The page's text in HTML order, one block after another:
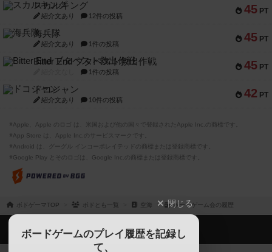
45 PT
スカルキング
紹介文あり 12件の投稿
45 PT
海兵隊
紹介文あり 1件の投稿
45 PT
Bitter End ブタペスト救出作戦
1件の投稿
42 PT
ドコジャン
紹介文あり 10件の投稿
※Apple、Apple のロゴ は、米国および他の国々で登録されたApple Inc.の商標です。
※App Store は、Apple Inc.のサービスマークです。
※Android は、グーグル インコーポレイテッドの商標または登録商標です。
※Google Play とそのロゴは、Google Inc.の商標または登録商標です。
ボドゲーマTOP ボドとも一覧 空海 ボードゲーム会の履歴
閉じる
ボードゲームのプレイ履歴を記録し
て、
ボドゲーマTOP